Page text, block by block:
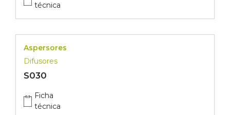
técnica
Aspersores
Difusores
S030
Ficha
técnica